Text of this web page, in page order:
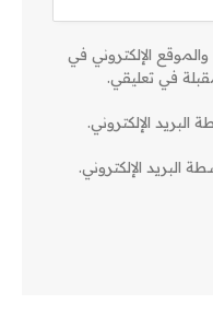
الإلكتروني في
في تعليقي.
البريد الإلكتروني.
البريد الإلكتروني.